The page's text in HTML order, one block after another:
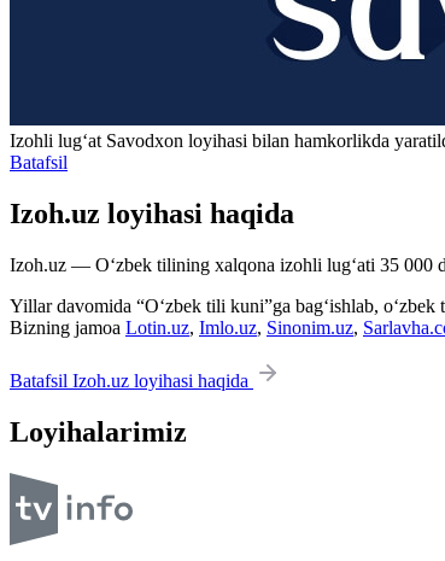
Izohli lugʻat Savodxon loyihasi bilan hamkorlikda
Batafsil
Izoh.uz loyihasi haqida
Izoh.uz — O‘zbek tilining xalqona izohli lug‘ati 35 000
Yillar davomida “O‘zbek tili kuni”ga bag‘ishlab,
Bizning jamoa Lotin.uz, Imlo.uz, Sinonim.uz,
Batafsil Izoh.uz loyihasi haqida
Loyihalarimiz